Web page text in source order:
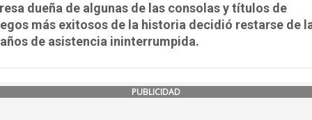
dueña de algunas de las consolas y títulos de
más exitosos de la historia decidió restarse de
de asistencia ininterrumpida.
PUBLICIDAD